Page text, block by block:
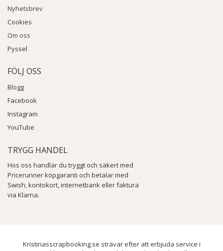
Nyhetsbrev
Cookies
Om oss
Pyssel
FÖLJ OSS
Blogg
Facebook
Instagram
YouTube
TRYGG HANDEL
Hos oss handlar du tryggt och säkert med
Pricerunner köpgaranti och betalar med
Swish, kontokort, internetbank eller faktura
via Klarna.
Kristinasscrapbooking.se strävar efter att erbjuda service i